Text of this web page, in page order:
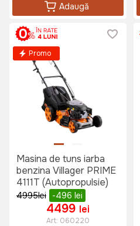
Adaugă
Promo
Masina de tuns iarba
benzina Villager PRIME
4111T (Autopropulsie)
4995lei -496 lei
4499 lei
Art: 060220